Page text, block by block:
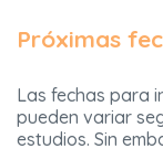
Próximas
Las fechas para
pueden variar
estudios. Sin